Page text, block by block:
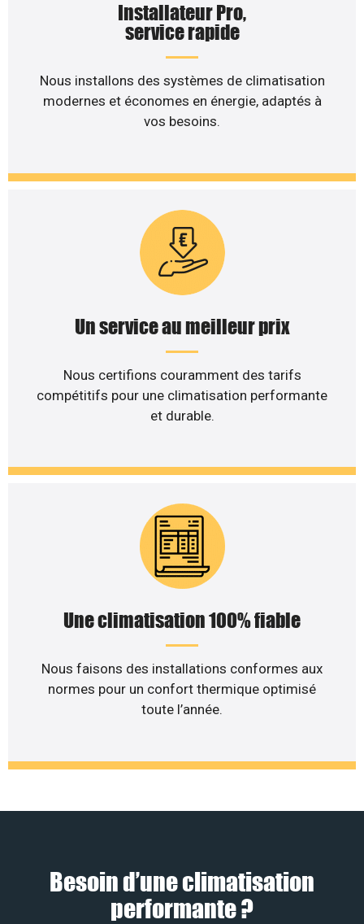
Installateur Pro,
service rapide
Nous installons des systèmes de climatisation
modernes et économes en énergie, adaptés à
vos besoins.
Un service au meilleur prix
Nous certifions couramment des tarifs
compétitifs pour une climatisation performante
et durable.
Une climatisation 100% fiable
Nous faisons des installations conformes aux
normes pour un confort thermique optimisé
toute l’année.
Besoin d’une climatisation
performante ?